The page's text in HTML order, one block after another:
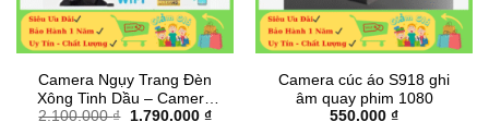
Camera Ngụy Trang Đèn
Xông Tinh Dầu – Camera
Full HD 4K, Wifi
2.100.000₫
Giá
1.790.000 ₫Giá
Camera cúc áo S918 ghi
âm quay phim 1080
550.000 ₫